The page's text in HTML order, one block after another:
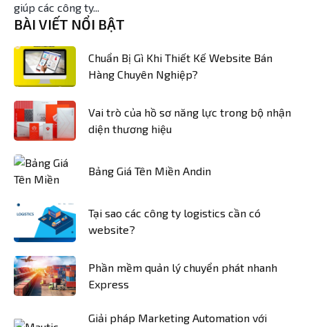
giúp các công ty...
BÀI VIẾT NỔI BẬT
Chuẩn Bị Gì Khi Thiết Kế Website Bán
Hàng Chuyên Nghiệp?
Vai trò của hồ sơ năng lực trong bộ nhận
diện thương hiệu
Bảng Giá Tên Miền Andin
Tại sao các công ty logistics cần có
website?
Phần mềm quản lý chuyển phát nhanh
Express
Giải pháp Marketing Automation với